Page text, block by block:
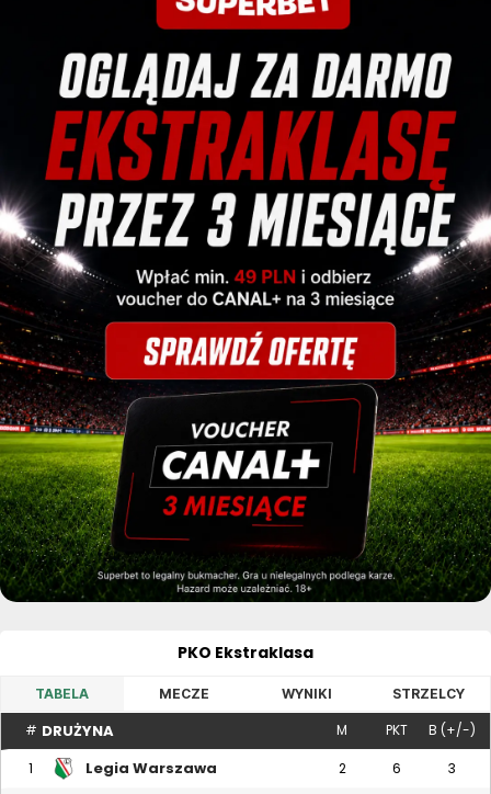
PKO Ekstraklasa
TABELA MECZE WYNIKI STRZELCY
# DRUŻYNA M PKT B (+/-)
1 Legia Warszawa 2 6 3